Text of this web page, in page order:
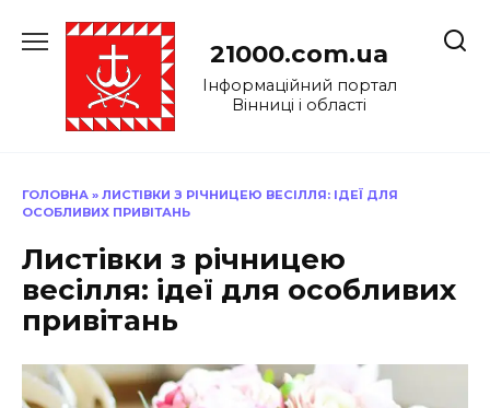
до
21000.com.ua
Інформаційний портал
Вінниці і області
ГОЛОВНА » ЛИСТІВКИ З РІЧНИЦЕЮ ВЕСІЛЛЯ: ІДЕЇ ДЛЯ
ОСОБЛИВИХ ПРИВІТАНЬ
Листівки з річницею
весілля: ідеї для особливих
привітань